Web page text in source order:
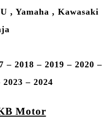
, Yamaha , Kawasaki
– 2018 – 2019 – 2020 –
2023 – 2024
Motor